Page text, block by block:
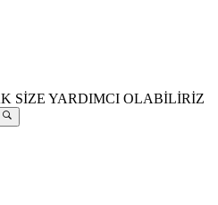
SİZE YARDIMCI OLABİLİRİZ